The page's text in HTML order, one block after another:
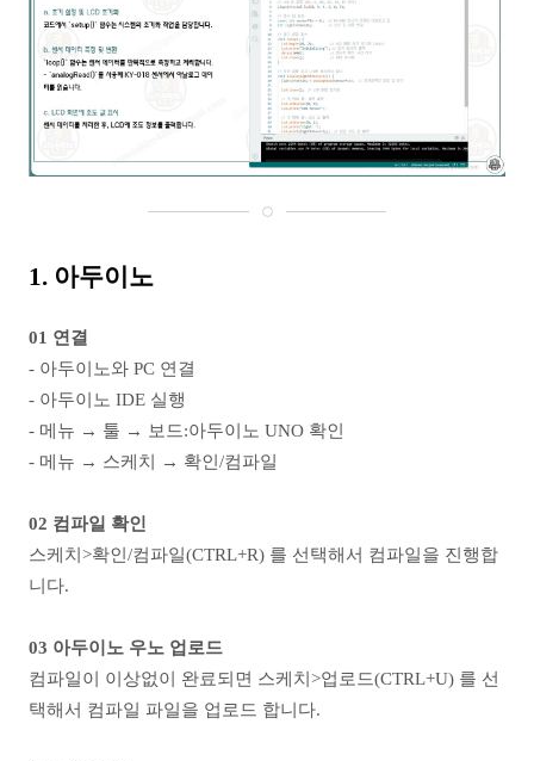
1. 아두이노
01 연결
- 아두이노와 PC 연결
- 아두이노 IDE 실행
- 메뉴 → 툴 → 보드:아두이노 UNO 확인
- 메뉴 → 스케치 → 확인/컴파일
02 컴파일 확인
스케치>확인/컴파일(CTRL+R) 를 선택해서 컴파일을 진행합
니다.
03 아두이노 우노 업로드
컴파일이 이상없이 완료되면 스케치>업로드(CTRL+U) 를 선
택해서 컴파일 파일을 업로드 합니다.